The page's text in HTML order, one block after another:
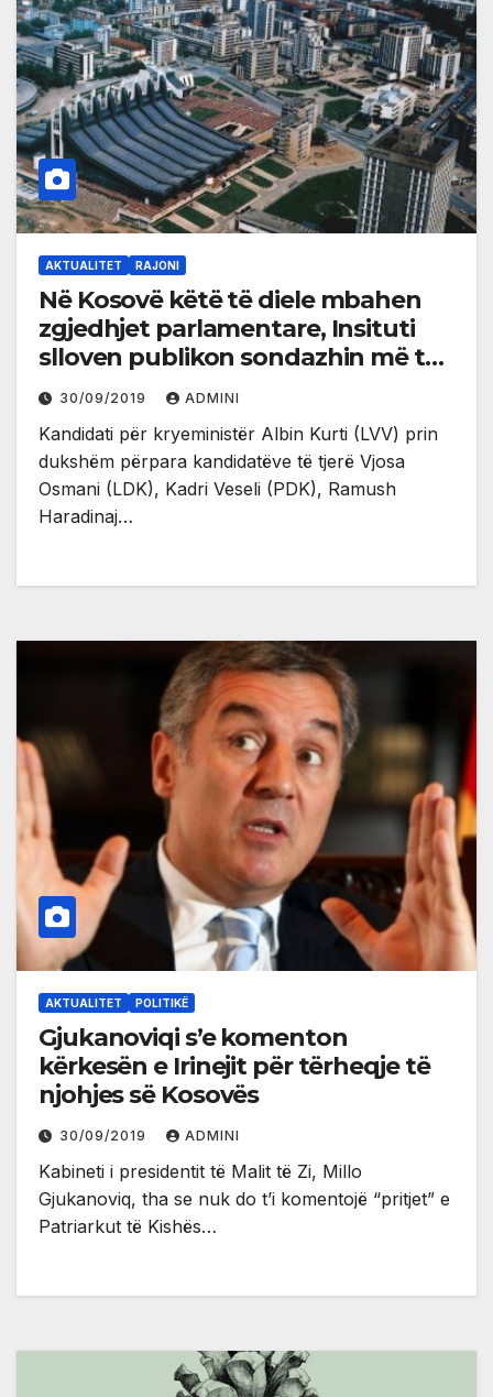
AKTUALITET RAJONI
Në Kosovë këtë të diele mbahen
zgjedhjet parlamentare, Insituti
slloven publikon sondazhin më të
ri
30/09/2019 ADMINI
Kandidati për kryeministër Albin Kurti (LVV) prin
dukshëm përpara kandidatëve të tjerë Vjosa
Osmani (LDK), Kadri Veseli (PDK), Ramush
Haradinaj…
AKTUALITET POLITIKË
Gjukanoviqi s’e komenton
kërkesën e Irinejit për tërheqje të
njohjes së Kosovës
30/09/2019 ADMINI
Kabineti i presidentit të Malit të Zi, Millo
Gjukanoviq, tha se nuk do t’i komentojë “pritjet” e
Patriarkut të Kishës…